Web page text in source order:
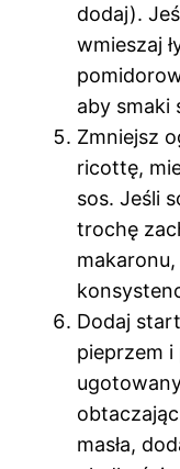
dodaj).
wmieszaj
aby smaki
Zmniejsz
ricottę,
sos. Jeśli
trochę
Dodaj
pieprzem i
masła,